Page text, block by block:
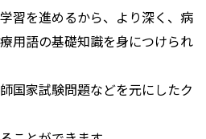
習を進めるから、より深く、病
用語の基礎知識を身につけられ
国家試験問題などを元にしたク